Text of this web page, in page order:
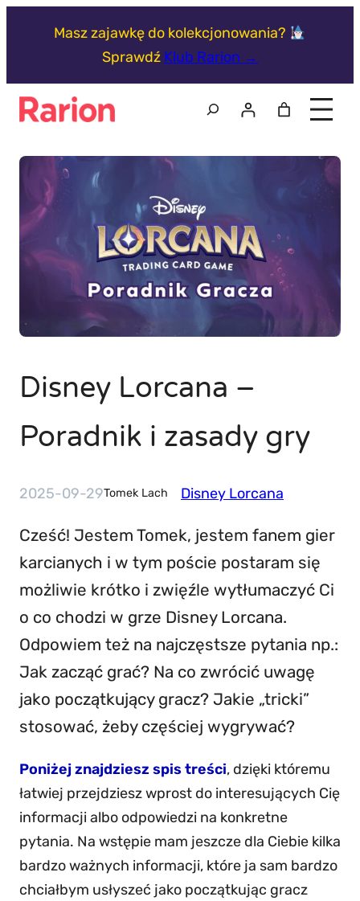
Masz zajawkę do kolekcjonowania?
Sprawdź Klub Rarion →
Szukaj
Disney Lorcana –
Poradnik i zasady gry
2025-09-29Tomek Lach Disney Lorcana
Cześć! Jestem Tomek, jestem fanem gier
karcianych i w tym poście postaram się
możliwie krótko i zwięźle wytłumaczyć Ci
o co chodzi w grze Disney Lorcana.
Odpowiem też na najczęstsze pytania np.:
Jak zacząć grać? Na co zwrócić uwagę
jako początkujący gracz? Jakie „tricki”
stosować, żeby częściej wygrywać?
Poniżej znajdziesz spis treści, dzięki któremu
łatwiej przejdziesz wprost do interesujących Cię
informacji albo odpowiedzi na konkretne
pytania. Na wstępie mam jeszcze dla Ciebie kilka
bardzo ważnych informacji, które ja sam bardzo
chciałbym usłyszeć jako początkując gracz